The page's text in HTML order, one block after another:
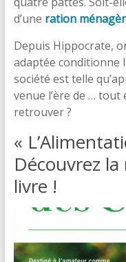
d’une ration
Depuis Hippocrate,
adaptée conditionne
société est telle
venue l’ère de … tout
retrouver ?
«
Découvrez
livre !